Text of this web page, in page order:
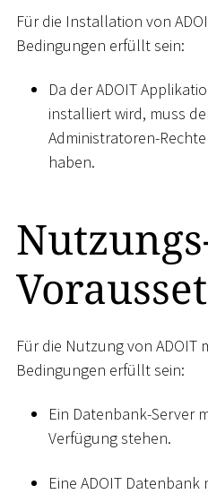
Für die Installation von
Bedingungen erfüllt sein:
Da der ADOIT
installiert wird, muss
Administratoren-
haben.
Für die Nutzung von ADOIT
Bedingungen erfüllt sein:
Ein Datenbank-Server
Verfügung stehen.
Eine ADOIT